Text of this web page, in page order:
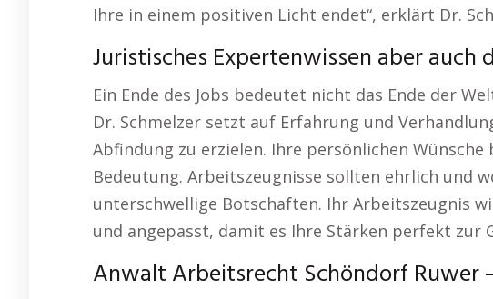
Ihre in einem positiven Licht endet“, erklärt Dr.
Juristisches Expertenwissen aber auch
Ein Ende des Jobs bedeutet nicht das Ende der
Dr. Schmelzer setzt auf Erfahrung und
Abfindung zu erzielen. Ihre persönlichen
Bedeutung. Arbeitszeugnisse sollten ehrlich und
unterschwellige Botschaften. Ihr Arbeitszeugnis
und angepasst, damit es Ihre Stärken perfekt zur
Anwalt Arbeitsrecht Schöndorf Ruwer